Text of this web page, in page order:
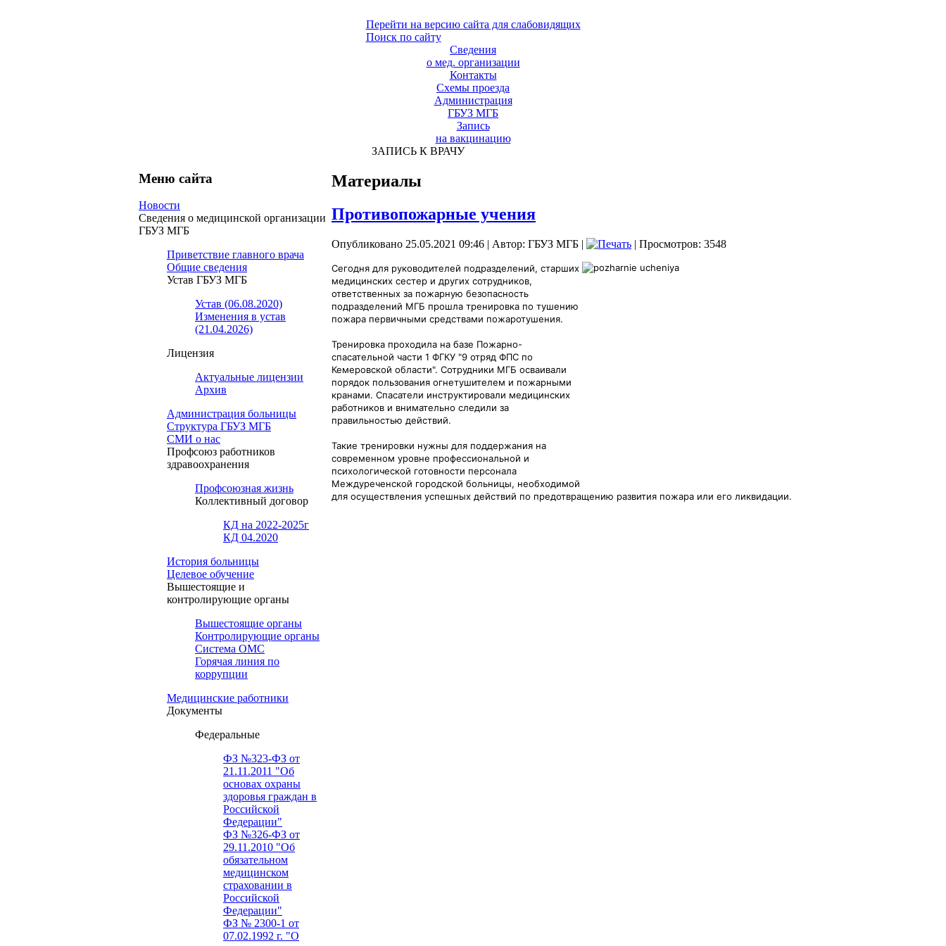
Перейти на версию сайта для слабовидящих
Поиск по сайту
Сведения
о мед. организации
Контакты
Схемы проезда
Администрация
ГБУЗ МГБ
Запись
на вакцинацию
ЗАПИСЬ К ВРАЧУ
Меню сайта
Новости
Сведения о медицинской организации
ГБУЗ МГБ
Приветствие главного врача
Общие сведения
Устав ГБУЗ МГБ
Устав (06.08.2020)
Изменения в устав
(21.04.2026)
Лицензия
Актуальные лицензии
Архив
Администрация больницы
Структура ГБУЗ МГБ
СМИ о нас
Профсоюз работников
здравоохранения
Профсоюзная жизнь
Коллективный договор
КД на 2022-2025г
КД 04.2020
История больницы
Целевое обучение
Вышестоящие и
контролирующие органы
Вышестоящие органы
Контролирующие органы
Система ОМС
Горячая линия по
коррупции
Медицинские работники
Документы
Федеральные
ФЗ №323-ФЗ от
21.11.2011 "Об
основах охраны
здоровья граждан в
Российской
Федерации"
ФЗ №326-ФЗ от
29.11.2010 "Об
обязательном
медицинском
страховании в
Российской
Федерации"
ФЗ № 2300-1 от
07.02.1992 г. "О
Материалы
Противопожарные учения
Опубликовано 25.05.2021 09:46 | Автор: ГБУЗ МГБ | | Просмотров: 3548
Сегодня для руководителей подразделений, старших
медицинских сестер и других сотрудников,
ответственных за пожарную безопасность
подразделений МГБ прошла тренировка по тушению
пожара первичными средствами пожаротушения.
Тренировка проходила на базе Пожарно-
спасательной части 1 ФГКУ "9 отряд ФПС по
Кемеровской области". Сотрудники МГБ осваивали
порядок пользования огнетушителем и пожарными
кранами. Спасатели инструктировали медицинских
работников и внимательно следили за
правильностью действий.
Такие тренировки нужны для поддержания на
современном уровне профессиональной и
психологической готовности персонала
Междуреченской городской больницы, необходимой
для осуществления успешных действий по предотвращению развития пожара или его ликвидации.